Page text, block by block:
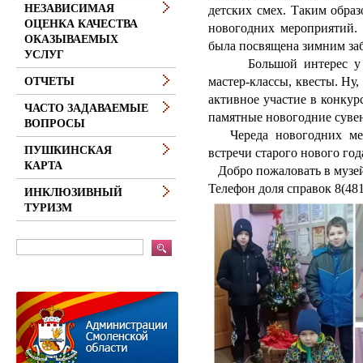
детских смех. Таким
новогодних
была посвящена зимним
Большой интерес у
мастер-классы, квесты.Ну,
активное участие в
памятные новогодние
Череда новогодних
встречи старого нового
Добро пожаловать в
Телефон доля справок
НЕЗАВИСИМАЯ
ОЦЕНКА КАЧЕСТВА
ОКАЗЫВАЕМЫХ
УСЛУГ
ОТЧЕТЫ
ЧАСТО ЗАДАВАЕМЫЕ
ВОПРОСЫ
ПУШКИНСКАЯ
КАРТА
ИНКЛЮЗИВНЫЙ
ТУРИЗМ